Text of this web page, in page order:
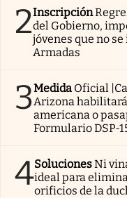
2Inscripción
del Gobierno,
jóvenes que no
Armadas
3Medida Oficial
Arizona
americana o
Formulario DSP-
4SolucionesNi
ideal para
orificios de la